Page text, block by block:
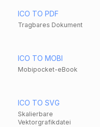
ICO TO PDF
Tragbares Dokument
ICO TO MOBI
Mobipocket-eBook
ICO TO SVG
Skalierbare
Vektorgrafikdatei